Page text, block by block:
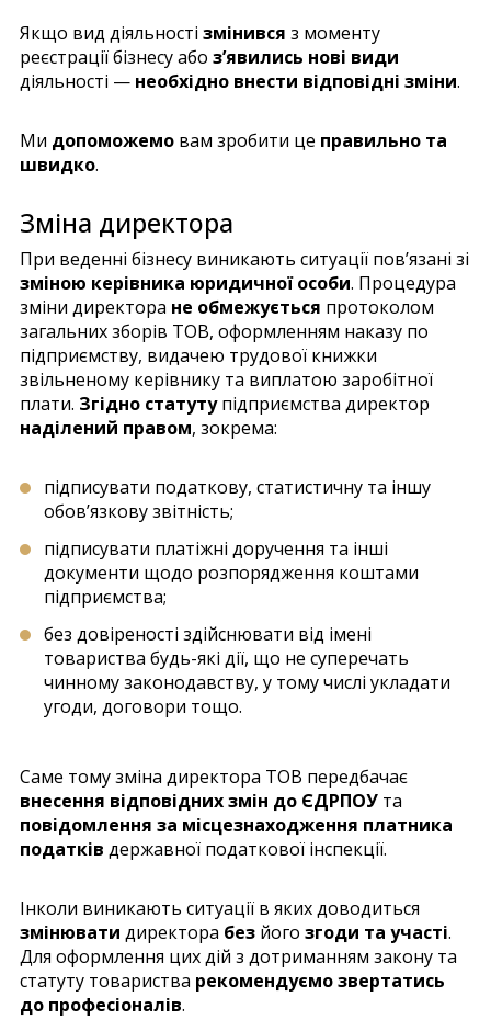
Якщо вид діяльності змінився з моменту
реєстрації бізнесу або з’явились нові види
діяльності — необхідно внести відповідні зміни.
Ми допоможемо вам зробити це правильно та
швидко.
Зміна директора
При веденні бізнесу виникають ситуації пов’язані зі
зміною керівника юридичної особи. Процедура
зміни директора не обмежується протоколом
загальних зборів ТОВ, оформленням наказу по
підприємству, видачею трудової книжки
звільненому керівнику та виплатою заробітної
плати. Згідно статутупідприємства директор
наділений правом, зокрема:
підписувати податкову, статистичну та іншу
обов’язкову звітність;
підписувати платіжні доручення та інші
документи щодо розпорядження коштами
підприємства;
без довіреності здійснювати від імені
товариства будь-які дії, що не суперечать
чинному законодавству, у тому числі укладати
угоди, договори тощо.
Саме тому зміна директора ТОВ передбачає
внесення відповідних змін до ЄДРПОУ та
повідомлення за місцезнаходження платника
податків державної податкової інспекції.
Інколи виникають ситуації в яких доводиться
змінювати директора без його згоди та участі.
Для оформлення цих дій з дотриманням закону та
статуту товариства рекомендуємо звертатись
до професіоналів.